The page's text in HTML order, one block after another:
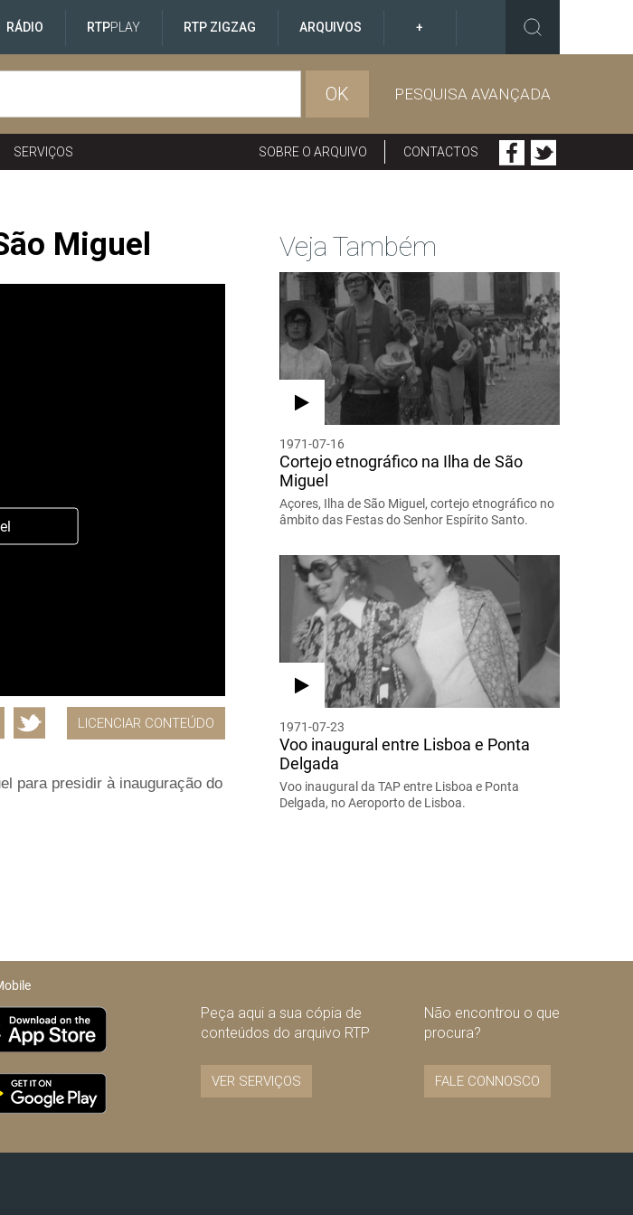
RÁDIO RTPPLAY RTP ZIGZAG ARQUIVOS +
OK PESQUISA AVANÇADA
SERVIÇOS SOBRE O ARQUIVO CONTACTOS
Miguel
LICENCIAR CONTEÚDO
para presidir à inauguração do
Veja Também
1971-07-16
Cortejo etnográfico na Ilha de São
Miguel
Açores, Ilha de São Miguel, cortejo etnográfico no
âmbito das Festas do Senhor Espírito Santo.
1971-07-23
Voo inaugural entre Lisboa e Ponta
Delgada
Voo inaugural da TAP entre Lisboa e Ponta
Delgada, no Aeroporto de Lisboa.
Peça aqui a sua cópia de
conteúdos do arquivo RTP
VER SERVIÇOS
Não encontrou o que
procura?
FALE CONNOSCO